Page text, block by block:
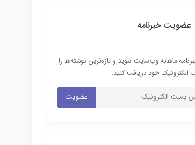
عضویت خبرنامه
ماهانه وب‌سایت شوید و تازه‌ترین نوشته‌ها را
الکترونیک خود دریافت کنید.
عضویت